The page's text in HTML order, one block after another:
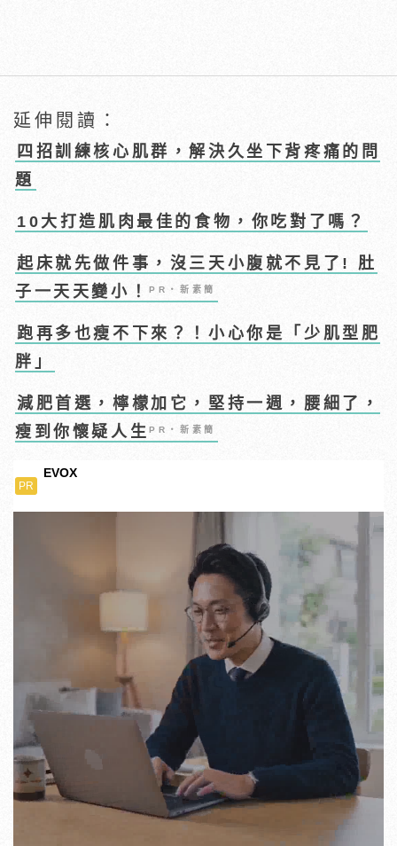
延伸閱讀：
四招訓練核心肌群，解決久坐下背疼痛的問
題
10大打造肌肉最佳的食物，你吃對了嗎？
起床就先做件事，沒三天小腹就不見了! 肚
子一天天變小！PR・新素簡
跑再多也瘦不下來？！小心你是「少肌型肥
胖」
減肥首選，檸檬加它，堅持一週，腰細了，
瘦到你懷疑人生PR・新素簡
PR
EVOX